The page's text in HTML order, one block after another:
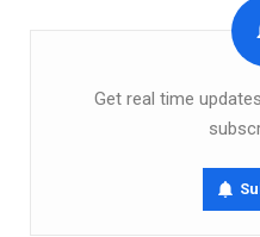
Get real time